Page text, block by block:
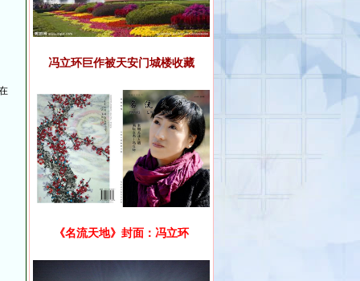
冯立环巨作被天安门城楼收藏
《名流天地》封面：冯立环